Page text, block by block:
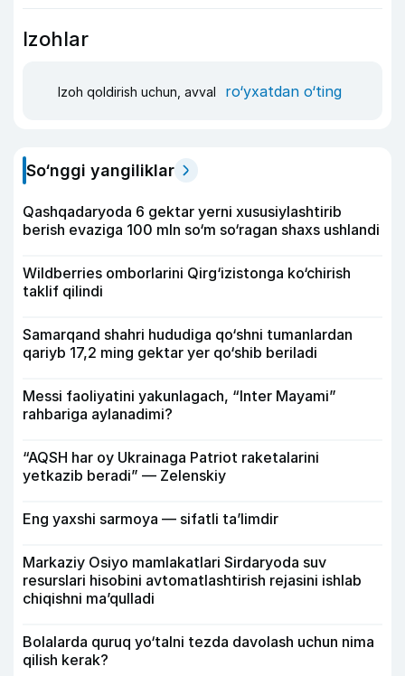
Izohlar
Izoh qoldirish uchun, avval ro‘yxatdan o‘ting
So‘nggi yangiliklar
Qashqadaryoda 6 gektar yerni xususiylashtirib
berish evaziga 100 mln so‘m so‘ragan shaxs ushlandi
Wildberries omborlarini Qirg‘izistonga ko‘chirish
taklif qilindi
Samarqand shahri hududiga qo‘shni tumanlardan
qariyb 17,2 ming gektar yer qo‘shib beriladi
Messi faoliyatini yakunlagach, “Inter Mayami”
rahbariga aylanadimi?
“AQSH har oy Ukrainaga Patriot raketalarini
yetkazib beradi” — Zelenskiy
Eng yaxshi sarmoya — sifatli ta’limdir
Markaziy Osiyo mamlakatlari Sirdaryoda suv
resurslari hisobini avtomatlashtirish rejasini ishlab
chiqishni ma’qulladi
Bolalarda quruq yo‘talni tezda davolash uchun nima
qilish kerak?